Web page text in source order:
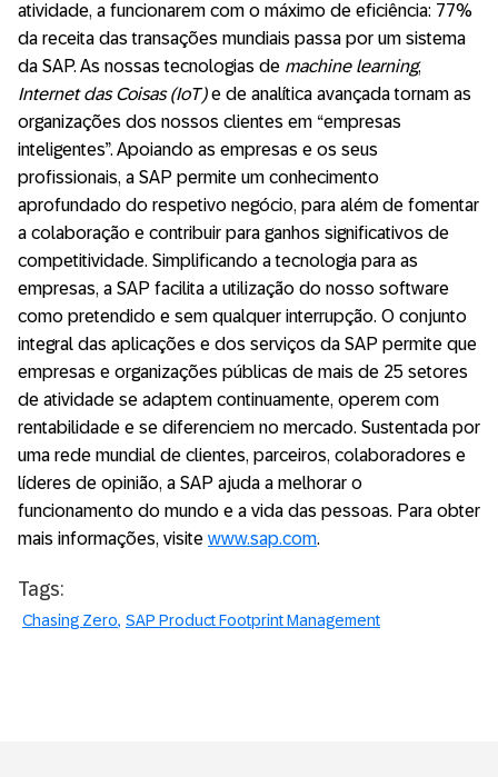
atividade, a funcionarem com o máximo de eficiência: 77%
da receita das transações mundiais passa por um sistema
da SAP. As nossas tecnologias de machine learning,
Internet das Coisas (IoT)e de analítica avançada tornam as
organizações dos nossos clientes em “empresas
inteligentes”. Apoiando as empresas e os seus
profissionais, a SAP permite um conhecimento
aprofundado do respetivo negócio, para além de fomentar
a colaboração e contribuir para ganhos significativos de
competitividade. Simplificando a tecnologia para as
empresas, a SAP facilita a utilização do nosso software
como pretendido e sem qualquer interrupção. O conjunto
integral das aplicações e dos serviços da SAP permite que
empresas e organizações públicas de mais de 25 setores
de atividade se adaptem continuamente, operem com
rentabilidade e se diferenciem no mercado. Sustentada por
uma rede mundial de clientes, parceiros, colaboradores e
líderes de opinião, a SAP ajuda a melhorar o
funcionamento do mundo e a vida das pessoas. Para obter
mais informações, visite www.sap.com.
Tags:
Chasing Zero SAP Product Footprint Management